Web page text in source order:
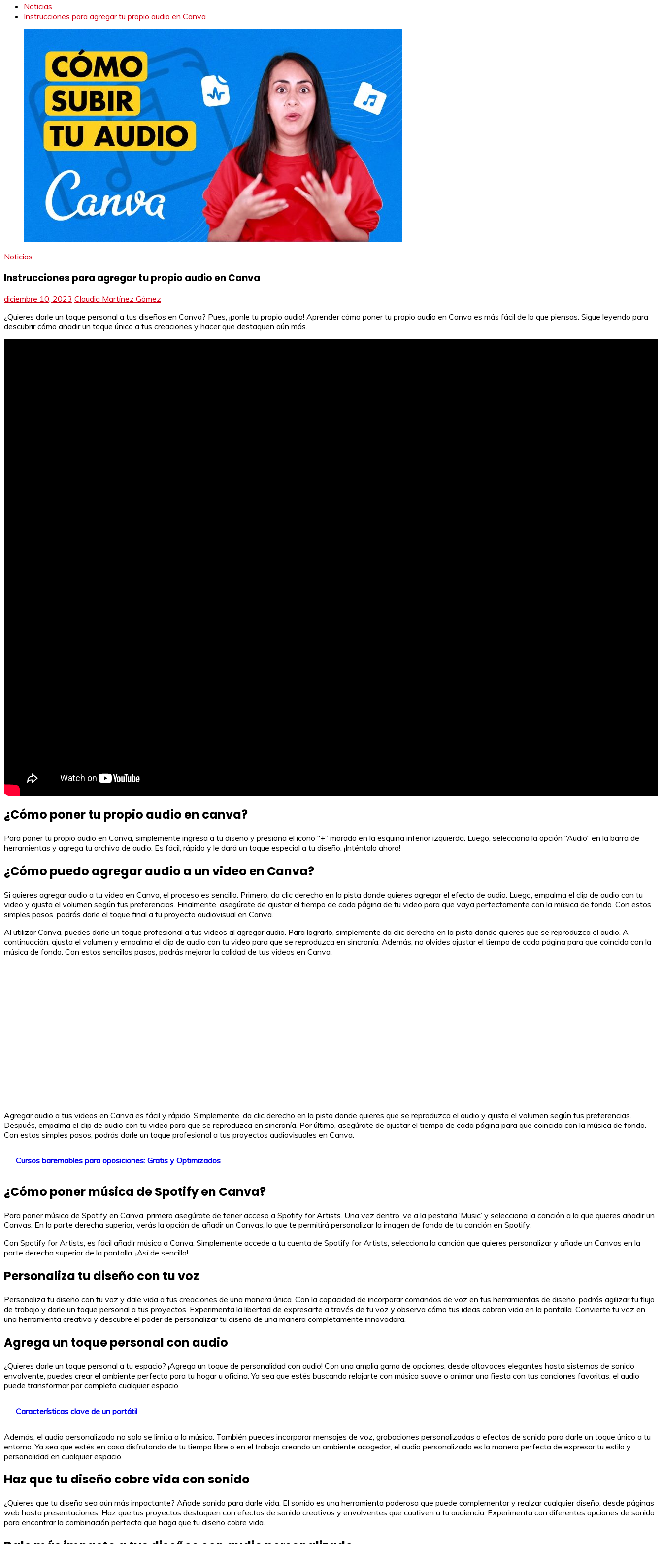
Noticias
Instrucciones para agregar tu propio audio en Canva
Noticias
Instrucciones para agregar tu propio audio en Canva
diciembre 10, 2023 Claudia Martínez Gómez
¿Quieres darle un toque personal a tus diseños en Canva? Pues, ¡ponle tu propio audio! Aprender cómo poner tu propio audio en Canva es más fácil de lo que piensas. Sigue leyendo para
descubrir cómo añadir un toque único a tus creaciones y hacer que destaquen aún más.
¿Cómo poner tu propio audio en canva?
Para poner tu propio audio en Canva, simplemente ingresa a tu diseño y presiona el ícono “+” morado en la esquina inferior izquierda. Luego, selecciona la opción “Audio” en la barra de
herramientas y agrega tu archivo de audio. Es fácil, rápido y le dará un toque especial a tu diseño. ¡Inténtalo ahora!
¿Cómo puedo agregar audio a un video en Canva?
Si quieres agregar audio a tu video en Canva, el proceso es sencillo. Primero, da clic derecho en la pista donde quieres agregar el efecto de audio. Luego, empalma el clip de audio con tu
video y ajusta el volumen según tus preferencias. Finalmente, asegúrate de ajustar el tiempo de cada página de tu video para que vaya perfectamente con la música de fondo. Con estos
simples pasos, podrás darle el toque final a tu proyecto audiovisual en Canva.
Al utilizar Canva, puedes darle un toque profesional a tus videos al agregar audio. Para lograrlo, simplemente da clic derecho en la pista donde quieres que se reproduzca el audio. A
continuación, ajusta el volumen y empalma el clip de audio con tu video para que se reproduzca en sincronía. Además, no olvides ajustar el tiempo de cada página para que coincida con la
música de fondo. Con estos sencillos pasos, podrás mejorar la calidad de tus videos en Canva.
Agregar audio a tus videos en Canva es fácil y rápido. Simplemente, da clic derecho en la pista donde quieres que se reproduzca el audio y ajusta el volumen según tus preferencias.
Después, empalma el clip de audio con tu video para que se reproduzca en sincronía. Por último, asegúrate de ajustar el tiempo de cada página para que coincida con la música de fondo.
Con estos simples pasos, podrás darle un toque profesional a tus proyectos audiovisuales en Canva.
Cursos baremables para oposiciones: Gratis y Optimizados
¿Cómo poner música de Spotify en Canva?
Para poner música de Spotify en Canva, primero asegúrate de tener acceso a Spotify for Artists. Una vez dentro, ve a la pestaña ‘Music’ y selecciona la canción a la que quieres añadir un
Canvas. En la parte derecha superior, verás la opción de añadir un Canvas, lo que te permitirá personalizar la imagen de fondo de tu canción en Spotify.
Con Spotify for Artists, es fácil añadir música a Canva. Simplemente accede a tu cuenta de Spotify for Artists, selecciona la canción que quieres personalizar y añade un Canvas en la
parte derecha superior de la pantalla. ¡Así de sencillo!
Personaliza tu diseño con tu voz
Personaliza tu diseño con tu voz y dale vida a tus creaciones de una manera única. Con la capacidad de incorporar comandos de voz en tus herramientas de diseño, podrás agilizar tu flujo
de trabajo y darle un toque personal a tus proyectos. Experimenta la libertad de expresarte a través de tu voz y observa cómo tus ideas cobran vida en la pantalla. Convierte tu voz en
una herramienta creativa y descubre el poder de personalizar tu diseño de una manera completamente innovadora.
Agrega un toque personal con audio
¿Quieres darle un toque personal a tu espacio? ¡Agrega un toque de personalidad con audio! Con una amplia gama de opciones, desde altavoces elegantes hasta sistemas de sonido
envolvente, puedes crear el ambiente perfecto para tu hogar u oficina. Ya sea que estés buscando relajarte con música suave o animar una fiesta con tus canciones favoritas, el audio
puede transformar por completo cualquier espacio.
Características clave de un portátil
Además, el audio personalizado no solo se limita a la música. También puedes incorporar mensajes de voz, grabaciones personalizadas o efectos de sonido para darle un toque único a tu
entorno. Ya sea que estés en casa disfrutando de tu tiempo libre o en el trabajo creando un ambiente acogedor, el audio personalizado es la manera perfecta de expresar tu estilo y
personalidad en cualquier espacio.
Haz que tu diseño cobre vida con sonido
¿Quieres que tu diseño sea aún más impactante? Añade sonido para darle vida. El sonido es una herramienta poderosa que puede complementar y realzar cualquier diseño, desde páginas
web hasta presentaciones. Haz que tus proyectos destaquen con efectos de sonido creativos y envolventes que cautiven a tu audiencia. Experimenta con diferentes opciones de sonido
para encontrar la combinación perfecta que haga que tu diseño cobre vida.